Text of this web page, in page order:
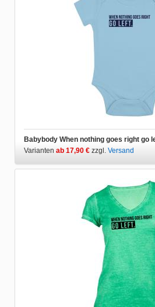
Babybody When nothing goes right go
Varianten ab 17,90 € zzgl. Versand